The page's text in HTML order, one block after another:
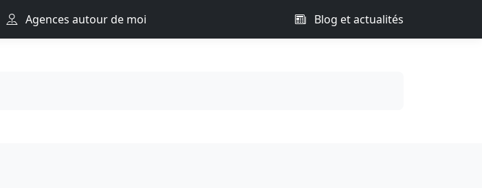
Agences autour de moi Blog et actualités